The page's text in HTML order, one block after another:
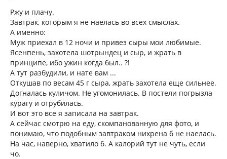
Ржу и плачу.
Завтрак, которым я не наелась во всех смыслах.
А именно:
Муж приехал в 12 ночи и привез сыры мои любимые.
Ясенпень, захотела шотрындец и сыр, и жрать в
принципе, ибо ужин когда был.. ?!
А тут разбудили, и нате вам ...
Откушав по весам 45 г сыра, жрать захотела еще сильнее.
Догналась куличом. Не угомонилась. В постели погрызла
курагу и отрубилась.
И вот это все я записала на завтрак.
А сейчас смотрю на еду, скомпанованную для фото, и
понимаю, что подобным завтраком нихрена б не наелась.
На час, наверно, хватило б. А калорий тут не чуть, если
чо.